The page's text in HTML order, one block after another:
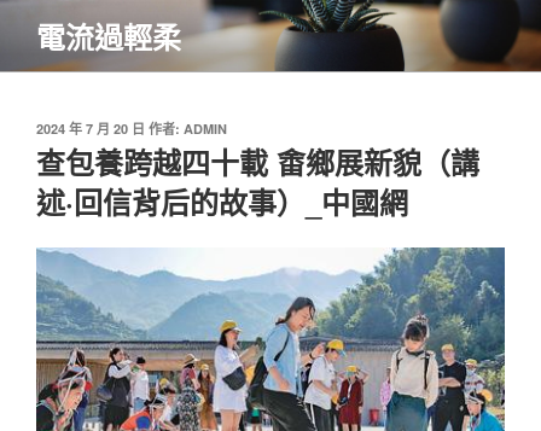
主
電流過輕柔
發
佈
於
2024 年 7 月 20 日 作者: ADMIN
查包養跨越四十載 畬鄉展新貌（講
述·回信背后的故事）_中國網